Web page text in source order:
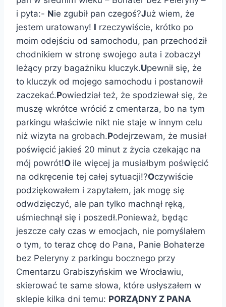
i pyta:- Nie zgubił pan czegoś?Już wiem, że
jestem uratowany! I rzeczywiście, krótko po
moim odejściu od samochodu, pan przechodził
chodnikiem w stronę swojego auta i zobaczył
leżący przy bagażniku kluczyk.Upewnił się, że
to kluczyk od mojego samochodu i postanowił
zaczekać.Powiedział też, że spodziewał się, że
muszę wkrótce wrócić z cmentarza, bo na tym
parkingu właściwie nikt nie staje w innym celu
niż wizyta na grobach.Podejrzewam, że musiał
poświęcić jakieś 20 minut z życia czekając na
mój powrót!O ile więcej ja musiałbym poświęcić
na odkręcenie tej całej sytuacji!?Oczywiście
podziękowałem i zapytałem, jak mogę się
odwdzięczyć, ale pan tylko machnął ręką,
uśmiechnął się i poszedł.Ponieważ, będąc
jeszcze cały czas w emocjach, nie pomyślałem
o tym, to teraz chcę do Pana, Panie Bohaterze
bez Peleryny z parkingu bocznego przy
Cmentarzu Grabiszyńskim we Wrocławiu,
skierować te same słowa, które usłyszałem w
sklepie kilka dni temu: PORZĄDNY Z PANA